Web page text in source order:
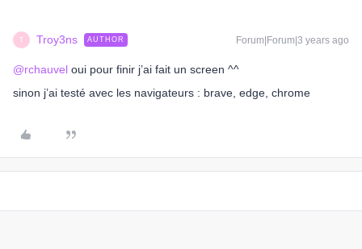
T Troy3ns AUTHOR Forum|Forum|3 years ago
@rchauvel oui pour finir j’ai fait un screen ^^
sinon j’ai testé avec les navigateurs : brave, edge, chrome